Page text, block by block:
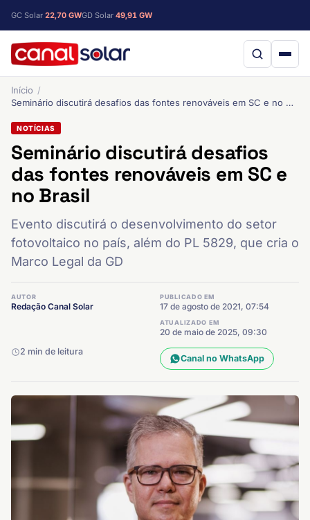
GC Solar 22,70 GWGD Solar 49,91 GW
Início
Seminário discutirá desafios das fontes renováveis em SC e no Brasil
NOTÍCIAS
Seminário discutirá desafios
das fontes renováveis em SC e
no Brasil
Evento discutirá o desenvolvimento do setor
fotovoltaico no país, além do PL 5829, que cria o
Marco Legal da GD
AUTOR
Redação Canal Solar
PUBLICADO EM
17 de agosto de 2021, 07:54
ATUALIZADO EM
20 de maio de 2025, 09:30
2 min de leitura
Canal no WhatsApp